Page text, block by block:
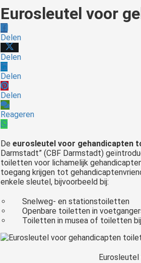
Eurosleutel voor
Delen
Delen
Delen
Delen
Reageren
De eurosleutel voor gehandicapten
Darmstadt” (CBF Darmstadt)
toiletten voor lichamelijk
toegang krijgen tot
enkele sleutel, bijvoorbeeld bij:
Snelweg- en stationstoiletten
Openbare toiletten in
Toiletten in musea of toiletten